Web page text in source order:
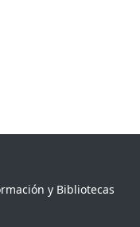
y Bibliotecas